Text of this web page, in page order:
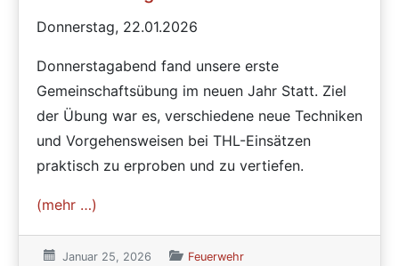
Donnerstag, 22.01.2026
Donnerstagabend fand unsere erste
Gemeinschaftsübung im neuen Jahr Statt. Ziel
der Übung war es, verschiedene neue Techniken
und Vorgehensweisen bei THL-Einsätzen
praktisch zu erproben und zu vertiefen.
(mehr …)
Veröffentlicht am:
Januar 25, 2026 Veröffentlicht in den Kategorien
Feuerwehr